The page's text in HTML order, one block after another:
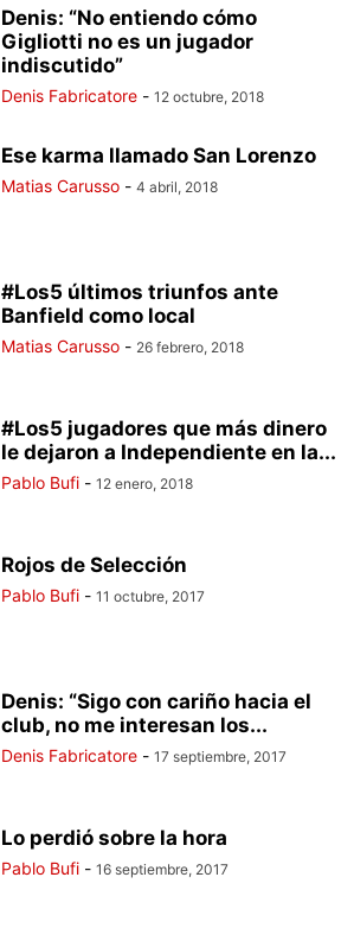
Denis: “No entiendo cómo
Gigliotti no es un jugador
indiscutido”
Denis Fabricatore - 12 octubre, 2018
Ese karma llamado San Lorenzo
Matias Carusso - 4 abril, 2018
#Los5 últimos triunfos ante
Banfield como local
Matias Carusso - 26 febrero, 2018
#Los5 jugadores que más dinero
le dejaron a Independiente en la...
Pablo Bufi - 12 enero, 2018
Rojos de Selección
Pablo Bufi - 11 octubre, 2017
Denis: “Sigo con cariño hacia el
club, no me interesan los...
Denis Fabricatore - 17 septiembre, 2017
Lo perdió sobre la hora
Pablo Bufi - 16 septiembre, 2017